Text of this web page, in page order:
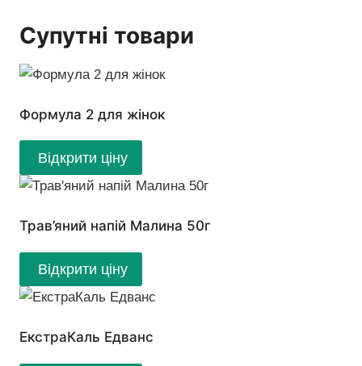
Супутні товари
Формула 2 для жінок
Відкрити ціну
Трав’яний напій Малина 50г
Відкрити ціну
ЕкстраКаль Едванс